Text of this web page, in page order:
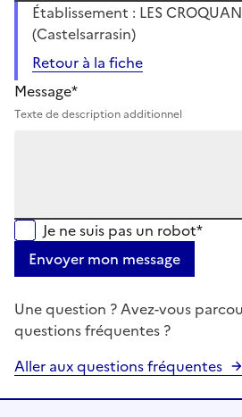
Établissement : LES
(Castelsarrasin)
Retour à la fiche
Message*
Texte de description additionnel
Je ne suis pas un robot*
Envoyer mon message
Une question ? Avez-vous
questions fréquentes ?
Aller aux questions fréquentes